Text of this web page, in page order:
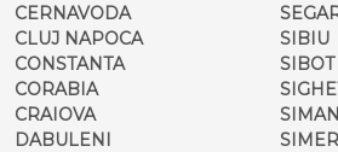
CERNAVODA
CLUJ NAPOCA
CONSTANTA
CORABIA
CRAIOVA
DABULENI
SIBIU
SIBOT